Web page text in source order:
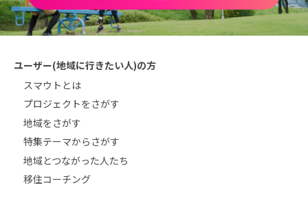
ユーザー(地域に行きたい人)の方
スマウトとは
プロジェクトをさがす
地域をさがす
特集テーマからさがす
地域とつながった人たち
移住コーチング